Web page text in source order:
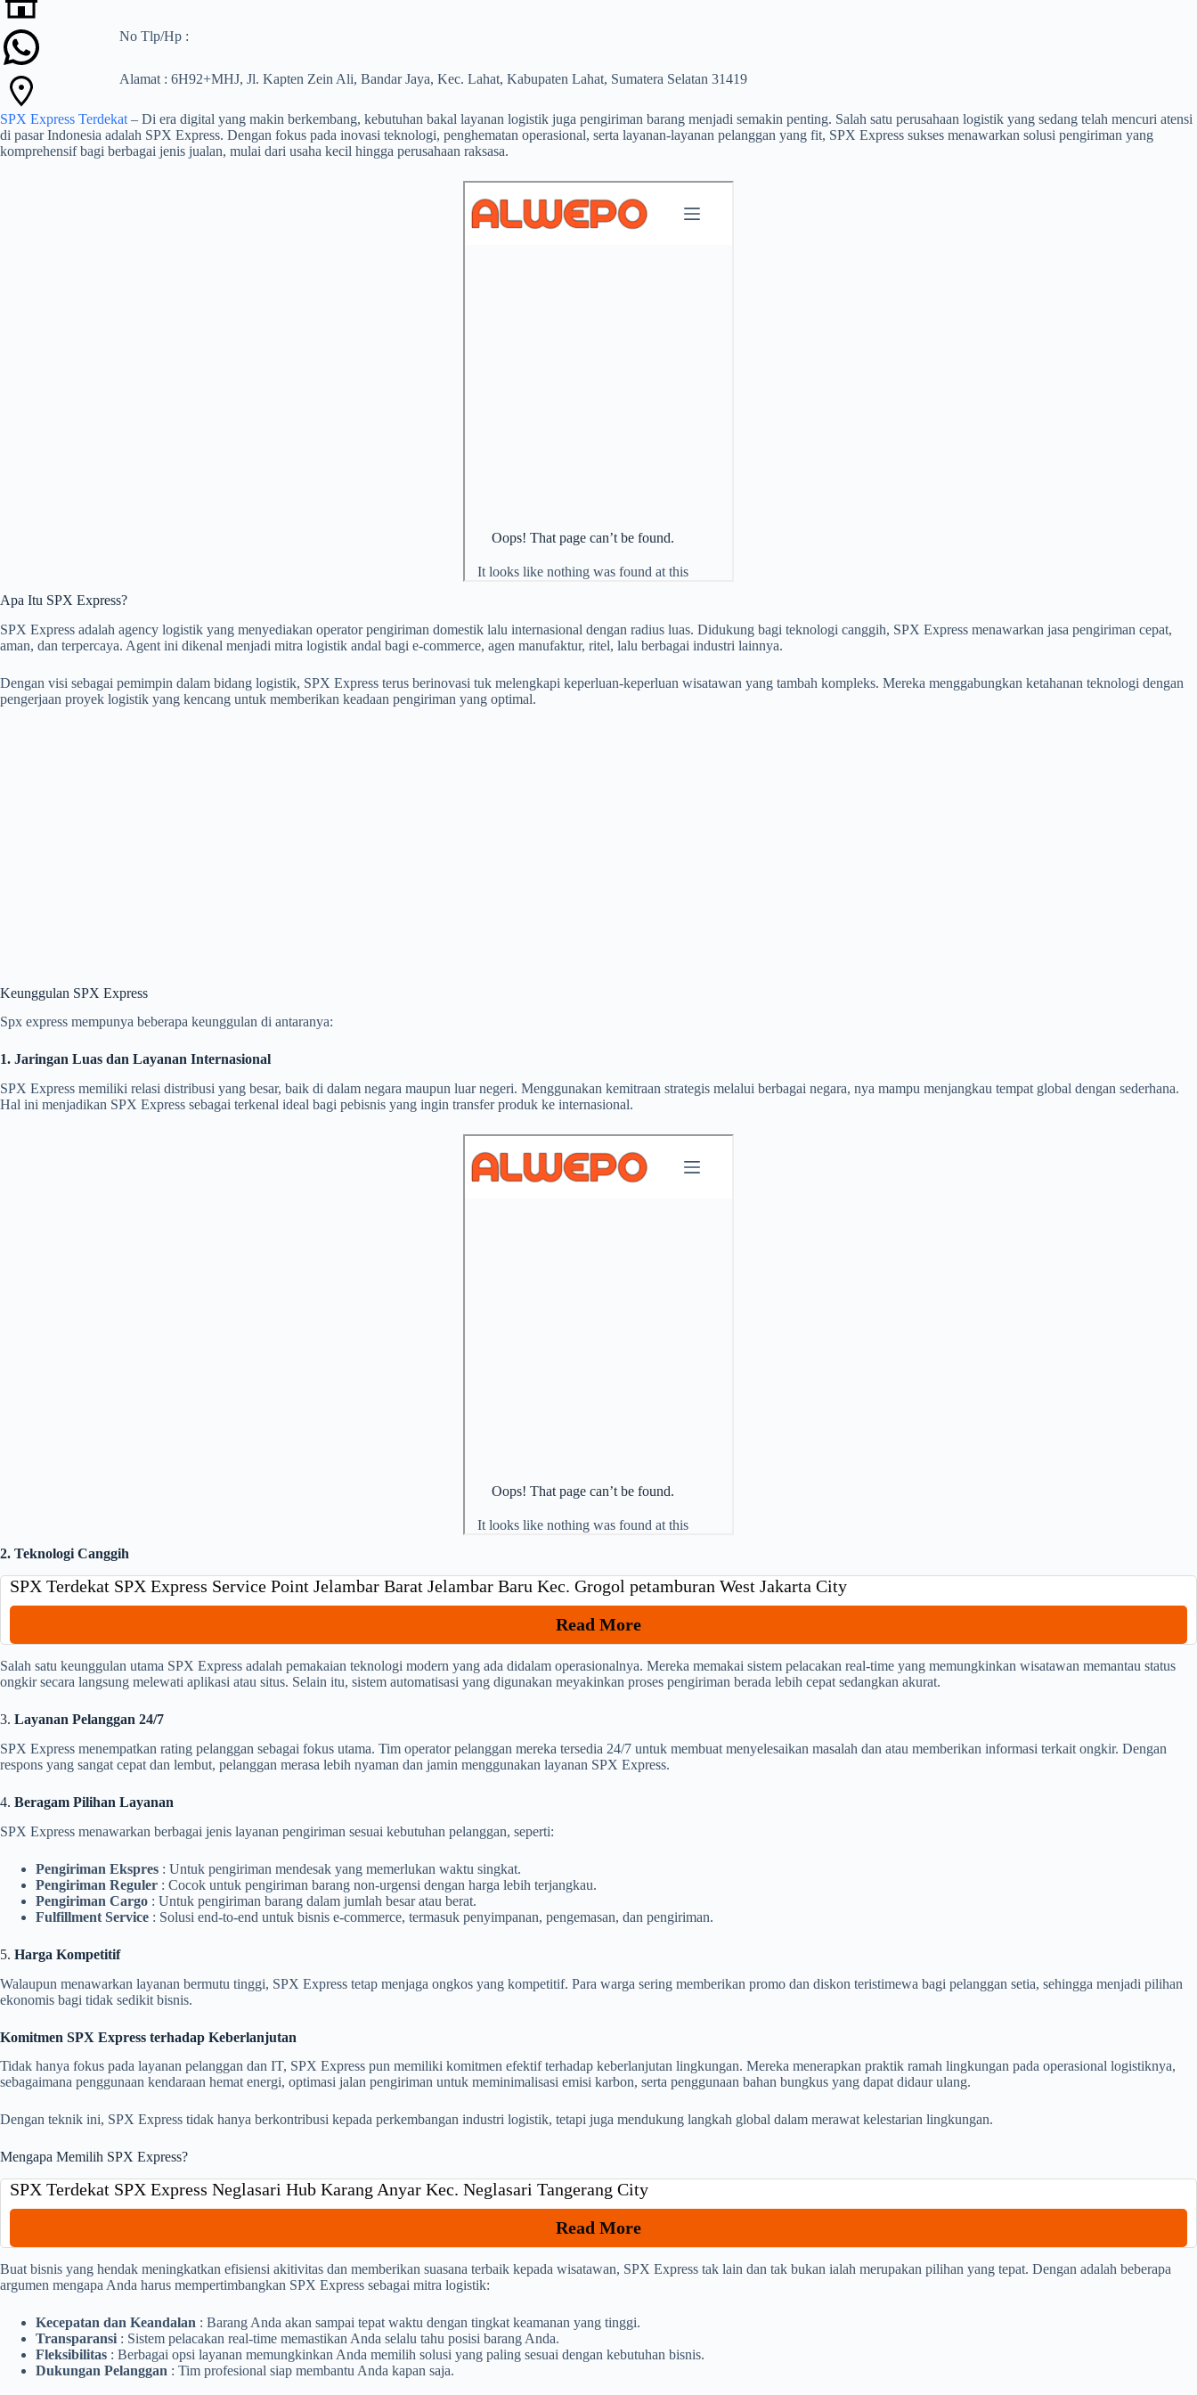
No Tlp/Hp :
Alamat : 6H92+MHJ, Jl. Kapten Zein Ali, Bandar Jaya, Kec. Lahat, Kabupaten Lahat, Sumatera Selatan 31419
SPX Express Terdekat – Di era digital yang makin berkembang, kebutuhan bakal layanan logistik juga pengiriman barang menjadi semakin penting. Salah satu perusahaan logistik yang sedang telah mencuri atensi
di pasar Indonesia adalah SPX Express. Dengan fokus pada inovasi teknologi, penghematan operasional, serta layanan-layanan pelanggan yang fit, SPX Express sukses menawarkan solusi pengiriman yang
komprehensif bagi berbagai jenis jualan, mulai dari usaha kecil hingga perusahaan raksasa.
Apa Itu SPX Express?
SPX Express adalah agency logistik yang menyediakan operator pengiriman domestik lalu internasional dengan radius luas. Didukung bagi teknologi canggih, SPX Express menawarkan jasa pengiriman cepat,
aman, dan terpercaya. Agent ini dikenal menjadi mitra logistik andal bagi e-commerce, agen manufaktur, ritel, lalu berbagai industri lainnya.
Dengan visi sebagai pemimpin dalam bidang logistik, SPX Express terus berinovasi tuk melengkapi keperluan-keperluan wisatawan yang tambah kompleks. Mereka menggabungkan ketahanan teknologi dengan
pengerjaan proyek logistik yang kencang untuk memberikan keadaan pengiriman yang optimal.
Keunggulan SPX Express
Spx express mempunya beberapa keunggulan di antaranya:
1. Jaringan Luas dan Layanan Internasional
SPX Express memiliki relasi distribusi yang besar, baik di dalam negara maupun luar negeri. Menggunakan kemitraan strategis melalui berbagai negara, nya mampu menjangkau tempat global dengan sederhana.
Hal ini menjadikan SPX Express sebagai terkenal ideal bagi pebisnis yang ingin transfer produk ke internasional.
2. Teknologi Canggih
SPX Terdekat SPX Express Service Point Jelambar Barat Jelambar Baru Kec. Grogol petamburan West Jakarta City
Read More
Salah satu keunggulan utama SPX Express adalah pemakaian teknologi modern yang ada didalam operasionalnya. Mereka memakai sistem pelacakan real-time yang memungkinkan wisatawan memantau status
ongkir secara langsung melewati aplikasi atau situs. Selain itu, sistem automatisasi yang digunakan meyakinkan proses pengiriman berada lebih cepat sedangkan akurat.
3. Layanan Pelanggan 24/7
SPX Express menempatkan rating pelanggan sebagai fokus utama. Tim operator pelanggan mereka tersedia 24/7 untuk membuat menyelesaikan masalah dan atau memberikan informasi terkait ongkir. Dengan
respons yang sangat cepat dan lembut, pelanggan merasa lebih nyaman dan jamin menggunakan layanan SPX Express.
4. Beragam Pilihan Layanan
SPX Express menawarkan berbagai jenis layanan pengiriman sesuai kebutuhan pelanggan, seperti:
Pengiriman Ekspres : Untuk pengiriman mendesak yang memerlukan waktu singkat.
Pengiriman Reguler : Cocok untuk pengiriman barang non-urgensi dengan harga lebih terjangkau.
Pengiriman Cargo : Untuk pengiriman barang dalam jumlah besar atau berat.
Fulfillment Service : Solusi end-to-end untuk bisnis e-commerce, termasuk penyimpanan, pengemasan, dan pengiriman.
5. Harga Kompetitif
Walaupun menawarkan layanan bermutu tinggi, SPX Express tetap menjaga ongkos yang kompetitif. Para warga sering memberikan promo dan diskon teristimewa bagi pelanggan setia, sehingga menjadi pilihan
ekonomis bagi tidak sedikit bisnis.
Komitmen SPX Express terhadap Keberlanjutan
Tidak hanya fokus pada layanan pelanggan dan IT, SPX Express pun memiliki komitmen efektif terhadap keberlanjutan lingkungan. Mereka menerapkan praktik ramah lingkungan pada operasional logistiknya,
sebagaimana penggunaan kendaraan hemat energi, optimasi jalan pengiriman untuk meminimalisasi emisi karbon, serta penggunaan bahan bungkus yang dapat didaur ulang.
Dengan teknik ini, SPX Express tidak hanya berkontribusi kepada perkembangan industri logistik, tetapi juga mendukung langkah global dalam merawat kelestarian lingkungan.
Mengapa Memilih SPX Express?
SPX Terdekat SPX Express Neglasari Hub Karang Anyar Kec. Neglasari Tangerang City
Read More
Buat bisnis yang hendak meningkatkan efisiensi akitivitas dan memberikan suasana terbaik kepada wisatawan, SPX Express tak lain dan tak bukan ialah merupakan pilihan yang tepat. Dengan adalah beberapa
argumen mengapa Anda harus mempertimbangkan SPX Express sebagai mitra logistik:
Kecepatan dan Keandalan : Barang Anda akan sampai tepat waktu dengan tingkat keamanan yang tinggi.
Transparansi : Sistem pelacakan real-time memastikan Anda selalu tahu posisi barang Anda.
Fleksibilitas : Berbagai opsi layanan memungkinkan Anda memilih solusi yang paling sesuai dengan kebutuhan bisnis.
Dukungan Pelanggan : Tim profesional siap membantu Anda kapan saja.